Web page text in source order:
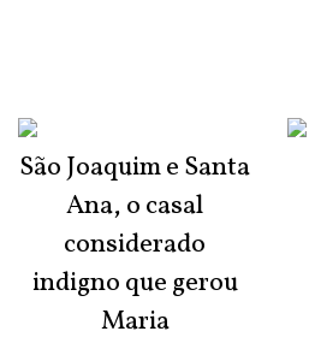
São Joaquim e Santa
Ana, o casal
considerado
indigno que gerou
Maria